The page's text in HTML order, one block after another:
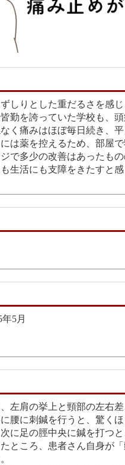
しりとした重だるさを感
勤を誇っていた学校も、
く痛みはほぼ毎日続き、
は薬を控えるため、部屋
で多少の改善はあったも
生活にも支障をきたすと
5月
左肩の挙上と頸部の左右
腰に刺鍼を行うと、驚く
に足の脛中央に鍼を打つ
ところ、患者さん自身が